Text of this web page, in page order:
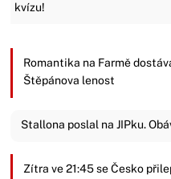
kvízu!
Romantika na Farmě
Štěpánova lenost
Stallona poslal na JIPku.
Zítra ve 21:45 se Česko